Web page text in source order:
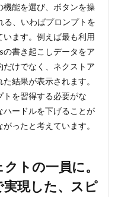
機能を選び、ボタンを操
、いわばプロンプトを
ます。例えば最も利用
書き起こしデータをア
だけでなく、ネクストア
結果が表示されます。
を習得する必要がな
ハードルを下げることが
ったと考えています。
トの一員に。
現した、スピ